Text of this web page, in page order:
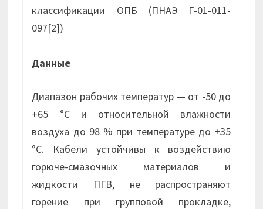
классификации ОПБ (ПНАЭ Г-01-011-
097[2])
Данные
Диапазон рабочих температур — от -50 до
+65 °С и относительной влажности
воздуха до 98 % при температуре до +35
°С. Кабели устойчивы к воздействию
горюче-смазочных материалов и
жидкости ПГВ, не распространяют
горение при групповой прокладке,